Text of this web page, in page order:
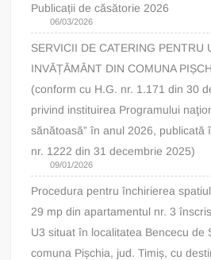
Publicații de căsătorie 2026
06/03/2026
SERVICII DE CATERING PENTRU
INVĂȚĂMÂNT DIN COMUNA
(conform cu H.G. nr. 1.171 din 30
privind instituirea Programului
sănătoasă” în anul 2026, publicată
nr. 1222 din 31 decembrie 2025)
09/01/2026
Procedura pentru închirierea
29 mp din apartamentul nr. 3
U3 situat în localitatea Bencecu de
comuna Pișchia, jud. Timiș, cu